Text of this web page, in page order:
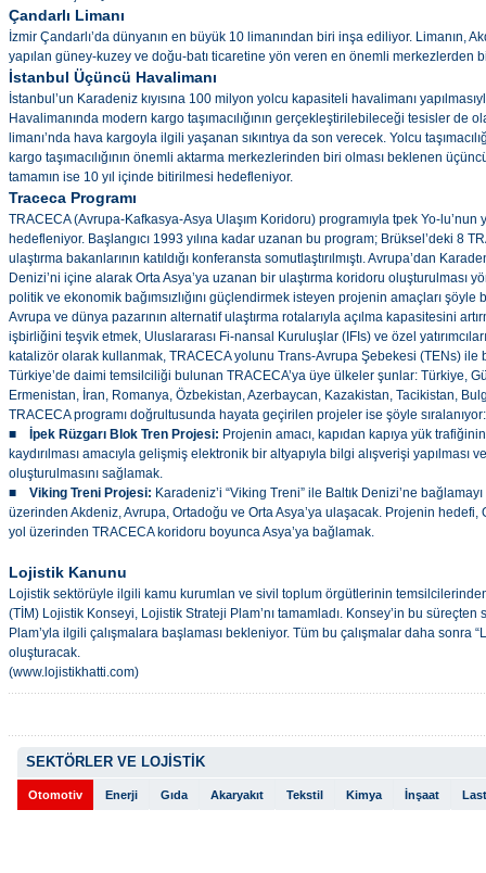
Çandarlı Limanı
İzmir Çandarlı’da dünyanın en büyük 10 limanından biri inşa ediliyor. Limanın,
yapılan güney-kuzey ve doğu-batı ticaretine yön veren en önemli merkezlerden
İstanbul Üçüncü Havalimanı
İstanbul’un Karadeniz kıyısına 100 milyon yolcu kapasiteli havalimanı
Havalimanında modern kargo taşımacılığının gerçekleştirilebileceği tesisler de
limanı’nda hava kargoyla ilgili yaşanan sıkıntıya da son verecek. Yolcu
kargo taşımacılığının önemli aktarma merkezlerinden biri olması beklenen
tamamın ise 10 yıl içinde bitirilmesi hedefleniyor.
Traceca Programı
TRACECA (Avrupa-Kafkasya-Asya Ulaşım Koridoru) programıyla tpek Yo-lu’nun
hedefleniyor. Başlangıcı 1993 yılına kadar uzanan bu program; Brüksel’deki 8
ulaştırma bakanlarının katıldığı konferansta somutlaştırılmıştı. Avrupa’dan
Denizi’ni içine alarak Orta Asya’ya uzanan bir ulaştırma koridoru oluşturulması
politik ve ekonomik bağımsızlığını güçlendirmek isteyen projenin amaçları şöyle
Avrupa ve dünya pazarının alternatif ulaştırma rotalarıyla açılma kapasitesini
işbirliğini teşvik etmek, Uluslararası Fi-nansal Kuruluşlar (IFIs) ve özel
katalizör olarak kullanmak, TRACECA yolunu Trans-Avrupa Şebekesi (TENs)
Türkiye’de daimi temsilciliği bulunan TRACECA’ya üye ülkeler şunlar: Türkiye,
Ermenistan, İran, Romanya, Özbekistan, Azerbaycan, Kazakistan, Tacikistan,
TRACECA programı doğrultusunda hayata geçirilen projeler ise şöyle sıralanıyor:
■ İpek Rüzgarı Blok Tren Projesi: Projenin amacı, kapıdan kapıya yük
kaydırılması amacıyla gelişmiş elektronik bir altyapıyla bilgi alışverişi yapılması
oluşturulmasını sağlamak.
■ Viking Treni Projesi: Karadeniz’i “Viking Treni” ile Baltık Denizi’ne
üzerinden Akdeniz, Avrupa, Ortadoğu ve Orta Asya’ya ulaşacak. Projenin hedefi,
yol üzerinden TRACECA koridoru boyunca Asya’ya bağlamak.
Lojistik Kanunu
Lojistik sektörüyle ilgili kamu kurumlan ve sivil toplum örgütlerinin
(TİM) Lojistik Konseyi, Lojistik Strateji Plam’nı tamamladı. Konsey’in bu
Plam’yla ilgili çalışmalara başlaması bekleniyor. Tüm bu çalışmalar daha sonra
oluşturacak.
(www.lojistikhatti.com)
SEKTÖRLER VE LOJİSTİK
Otomotiv Enerji Gıda Akaryakıt Tekstil Kimya İnşaat